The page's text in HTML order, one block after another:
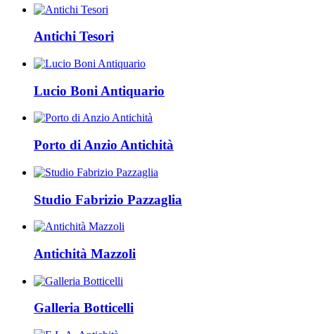
Antichi Tesori
Lucio Boni Antiquario
Porto di Anzio Antichità
Studio Fabrizio Pazzaglia
Antichità Mazzoli
Galleria Botticelli